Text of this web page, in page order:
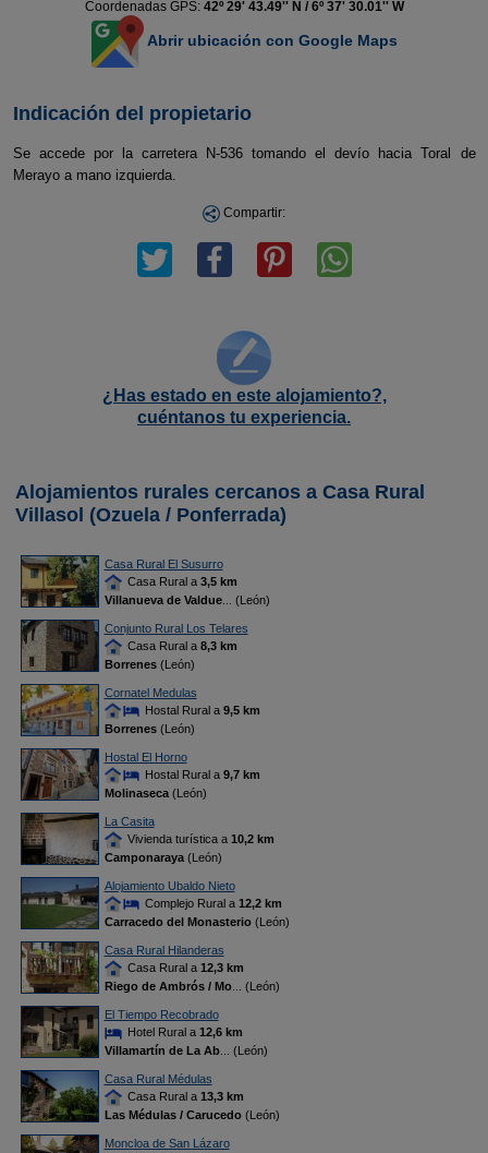
Coordenadas GPS: 42º 29' 43.49'' N / 6º 37' 30.01'' W
Abrir ubicación con Google Maps
Indicación del propietario
Se accede por la carretera N-536 tomando el devío hacia Toral de
Merayo a mano izquierda.
Compartir:
¿Has estado en este alojamiento?,
cuéntanos tu experiencia.
Alojamientos rurales cercanos a Casa Rural
Villasol (Ozuela / Ponferrada)
Casa Rural El Susurro
Casa Rural a 3,5 km
Villanueva de Valdue... (León)
Conjunto Rural Los Telares
Casa Rural a 8,3 km
Borrenes(León)
Cornatel Medulas
Hostal Rural a 9,5 km
Borrenes(León)
Hostal El Horno
Hostal Rural a 9,7 km
Molinaseca(León)
La Casita
Vivienda turística a 10,2 km
Camponaraya(León)
Alojamiento Ubaldo Nieto
Complejo Rural a 12,2 km
Carracedo del Monasterio(León)
Casa Rural Hilanderas
Casa Rural a 12,3 km
Riego de Ambrós / Mo... (León)
El Tiempo Recobrado
Hotel Rural a 12,6 km
Villamartín de La Ab... (León)
Casa Rural Médulas
Casa Rural a 13,3 km
Las Médulas / Carucedo(León)
Moncloa de San Lázaro